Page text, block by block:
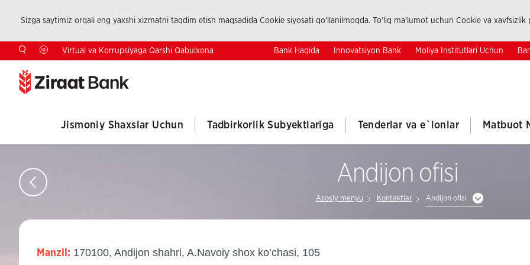
Sizga saytimiz orqali eng yaxshi xizmatni taqdim etish maqsadida Cookie siyosati qo'llanilmoqda. To'liq ma'lumot uchun Cookie va
Virtual va Korrupsiyaga Qarshi Qabulxona Bank Haqida Innovatsiyon Bank Moliya Institutlari Uchun
Jismoniy Shaxslar Uchun Tadbirkorlik Subyektlariga Tenderlar va e`lonlar Matbuot
Andijon ofisi
Asosiy menyu Kontaktlar Andijon ofisi
Manzil: 170100, Andijon shahri, A.Navoiy shox ko’chasi, 105